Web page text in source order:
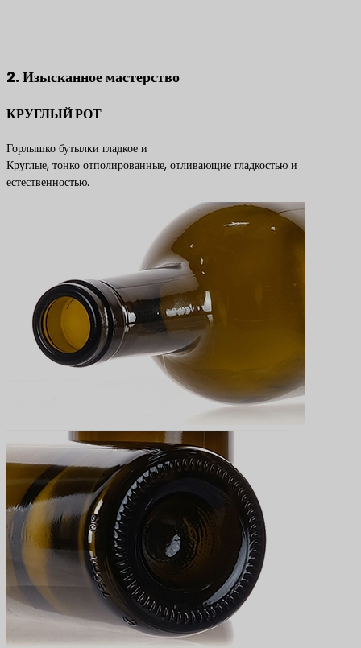
2. Изысканное мастерство
КРУГЛЫЙ РОТ
Горлышко бутылки гладкое и
Круглые, тонко отполированные, отливающие гладкостью и
естественностью.